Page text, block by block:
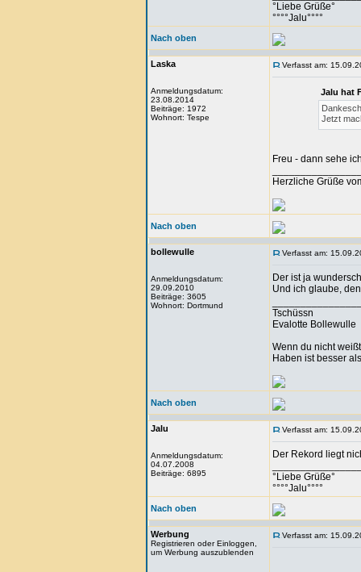
°Liebe Grüße°
°°°°Jalu°°°°
Nach oben
Laska
Anmeldungsdatum:
23.08.2014
Beiträge: 1972
Wohnort: Tespe
Verfasst am:
Jalu hat
Jetzt
Freu - dann sehe
Herzliche Grüße
Nach oben
bollewulle
Anmeldungsdatum:
29.09.2010
Beiträge: 3605
Wohnort: Dortmund
Verfasst am:
Der ist ja
Und ich glaube,
Tschüssn
Evalotte Bollewulle
Wenn du nicht
Haben ist besser
Nach oben
Jalu
Anmeldungsdatum:
04.07.2008
Beiträge: 6895
Verfasst am:
Der Rekord liegt
°Liebe Grüße°
°°°°Jalu°°°°
Nach oben
Werbung
Registrieren oder Einloggen,
um Werbung auszublenden
Verfasst am: